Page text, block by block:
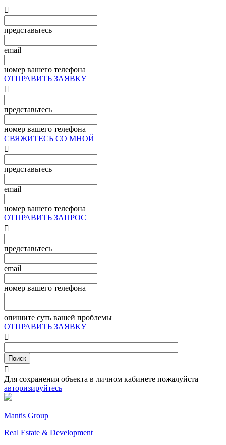

представьтесь
email
номер вашего телефона
ОТПРАВИТЬ ЗАЯВКУ

представьтесь
номер вашего телефона
СВЯЖИТЕСЬ СО МНОЙ

представьтесь
email
номер вашего телефона
ОТПРАВИТЬ ЗАПРОС

представьтесь
email
номер вашего телефона
опишите суть вашей проблемы
ОТПРАВИТЬ ЗАЯВКУ


Для сохранения объекта в личном кабинете пожалуйста
авторизируйтесь
Mantis Group
Real Estate & Development